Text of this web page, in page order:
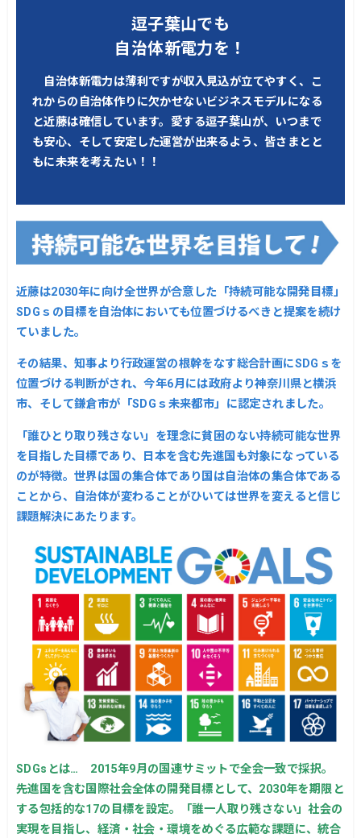
逗子葉山でも
自治体新電力を！
自治体新電力は薄利ですが収入見込が立てやすく、こ
れからの自治体作りに欠かせないビジネスモデルになる
と近藤は確信しています。愛する逗子葉山が、いつまで
も安心、そして安定した運営が出来るよう、皆さまとと
もに未来を考えたい！！
近藤は2030年に向け全世界が合意した「持続可能な開発目標」
SDGｓの目標を自治体においても位置づけるべきと提案を続け
ていました。
その結果、知事より行政運営の根幹をなす総合計画にSDGｓを
位置づける判断がされ、今年6月には政府より神奈川県と横浜
市、そして鎌倉市が「SDGｓ未来都市」に認定されました。
「誰ひとり取り残さない」を理念に貧困のない持続可能な世界
を目指した目標であり、日本を含む先進国も対象になっている
のが特徴。世界は国の集合体であり国は自治体の集合体である
ことから、自治体が変わることがひいては世界を変えると信じ
課題解決にあたります。
SDGsとは… 2015年9月の国連サミットで全会一致で採択。
先進国を含む国際社会全体の開発目標として、2030年を期限と
する包括的な17の目標を設定。「誰一人取り残さない」社会の
実現を目指し、経済・社会・環境をめぐる広範な課題に、統合